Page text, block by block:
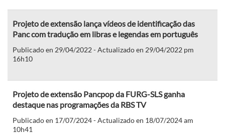
Projeto de extensão lança vídeos de identificação das
Panc com tradução em libras e legendas em português
Publicado en 29/04/2022 - Actualizado en 29/04/2022 pm
16h10
Projeto de extensão Pancpop da FURG-SLS ganha
destaque nas programações da RBS TV
Publicado en 17/07/2024 - Actualizado en 18/07/2024 am
10h41